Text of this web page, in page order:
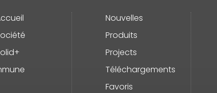
Nouvelles
Produits
Projects
Téléchargements
Favoris